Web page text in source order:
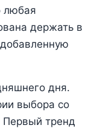
любая
держать в
дня.
выбора со
Первый тренд